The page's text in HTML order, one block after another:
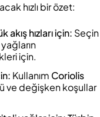
hızlı bir özet:
hızları için: Seçin
yağların
için.
Kullanım Coriolis
ve değişken koşullar